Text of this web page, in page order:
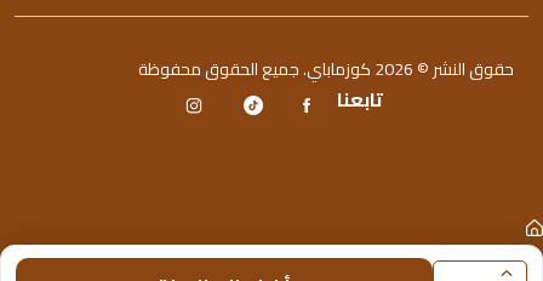
حقوق النشر © 2026 كوزماباي. جميع الحقوق محفوظة
تابعنا
الرئيسية